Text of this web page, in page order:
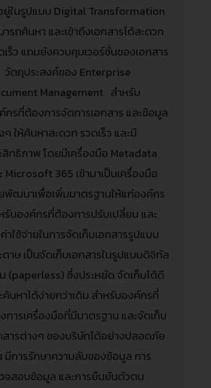
ยู่ในรูปแบบ Digital Transformation
ารถค้นหา และเข้าถึงเอกสารได้สะดวก
เร็ว แถมยังควบคุมเวอร์ชั่นของเอกสาร
ตถุประสงค์ของ Enterprise
Management สำหรับ
กรที่ต้องการจัดการเอกสาร และข้อมูล
ๆ ให้ค้นหาสะดวก รวดเร็ว และมี
สิทธิภาพ โดยมีเครื่องมือ Metadata
Microsoft 365 เข้ามาเป็นเครื่องมือ
พัฒนาเพื่อเพิ่มมาตรฐานให้แก่องค์กร
รับองค์กรที่ต้องการปรับเปลี่ยน และ
าใช้จ่ายในการจัดเก็บเอกสารรูปแบบ
ดาษ เป็นจัดเก็บเอกสารในรูปแบบดิจิทัล
(paperless) ซึ่งประหยัด จัดเก็บได้ดี
ค้นหาได้ง่ายกว่าเดิม สำหรับองค์กรที่
การเครื่องมือที่มีมาตรฐาน และจัดเก็บ
สารต่างๆ ของบริษัทได้อย่างปลอดภัย
มีการรักษาความลับของข้อมูล การ
จสอบข้อมูล และการยืนยันตัวตน